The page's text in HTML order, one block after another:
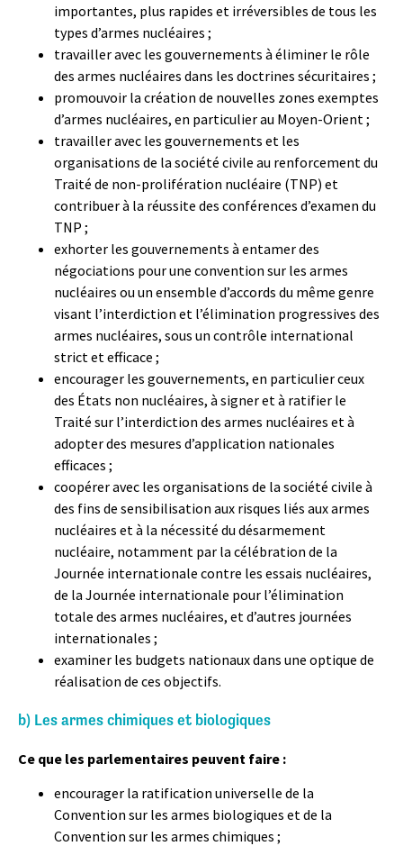
importantes, plus rapides et irréversibles de tous les
types d’armes nucléaires ;
travailler avec les gouvernements à éliminer le rôle
des armes nucléaires dans les doctrines sécuritaires ;
promouvoir la création de nouvelles zones exemptes
d’armes nucléaires, en particulier au Moyen-Orient ;
travailler avec les gouvernements et les
organisations de la société civile au renforcement du
Traité de non-prolifération nucléaire (TNP) et
contribuer à la réussite des conférences d’examen du
TNP ;
exhorter les gouvernements à entamer des
négociations pour une convention sur les armes
nucléaires ou un ensemble d’accords du même genre
visant l’interdiction et l’élimination progressives des
armes nucléaires, sous un contrôle international
strict et efficace ;
encourager les gouvernements, en particulier ceux
des États non nucléaires, à signer et à ratifier le
Traité sur l’interdiction des armes nucléaires et à
adopter des mesures d’application nationales
efficaces ;
coopérer avec les organisations de la société civile à
des fins de sensibilisation aux risques liés aux armes
nucléaires et à la nécessité du désarmement
nucléaire, notamment par la célébration de la
Journée internationale contre les essais nucléaires,
de la Journée internationale pour l’élimination
totale des armes nucléaires, et d’autres journées
internationales ;
examiner les budgets nationaux dans une optique de
réalisation de ces objectifs.
b) Les armes chimiques et biologiques
Ce que les parlementaires peuvent faire :
encourager la ratification universelle de la
Convention sur les armes biologiques et de la
Convention sur les armes chimiques ;